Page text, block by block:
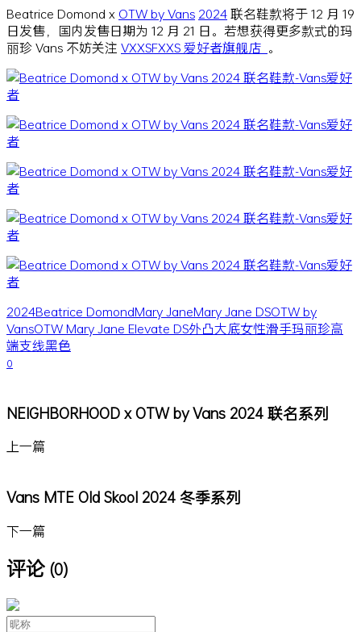
Beatrice Domond x OTW by Vans 2024联名鞋款将于 12 月 19
日发售，国内发售日期为 12 月 21 日。若想获得更多款式的玛
丽珍 Vans 不妨关注 VXXSFXXS 爱好者旗舰店 。
2024Beatrice DomondMary JaneMary Jane DSOTW by
VansOTW Mary Jane Elevate DS外凸大底女性滑手玛丽珍高
端支线黑色
0
NEIGHBORHOOD x OTW by Vans 2024 联名系列
上一篇
Vans MTE Old Skool 2024 冬季系列
下一篇
评论 (0)